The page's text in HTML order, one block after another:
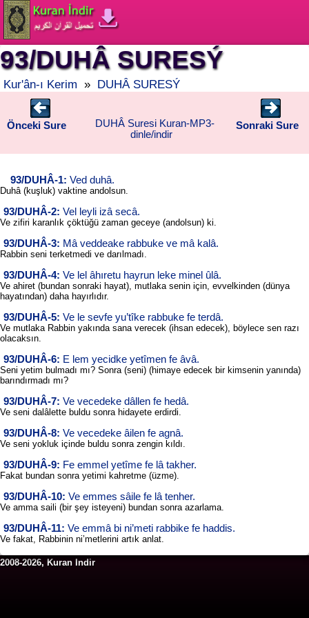
93/DUHÂ SURESÝ
Kur'ân-ı Kerim » DUHÂ SURESÝ
Önceki Sure Sonraki Sure
DUHÂ Suresi Kuran-MP3-
dinle/indir
93/DUHÂ-1: Ved duhâ.
Duhâ (kuşluk) vaktine andolsun.
93/DUHÂ-2: Vel leyli izâ secâ.
Ve zifiri karanlık çöktüğü zaman geceye (andolsun) ki.
93/DUHÂ-3: Mâ veddeake rabbuke ve mâ kalâ.
Rabbin seni terketmedi ve darılmadı.
93/DUHÂ-4: Ve lel âhıretu hayrun leke minel ûlâ.
Ve ahiret (bundan sonraki hayat), mutlaka senin için, evvelkinden (dünya
hayatından) daha hayırlıdır.
93/DUHÂ-5: Ve le sevfe yu’tîke rabbuke fe terdâ.
Ve mutlaka Rabbin yakında sana verecek (ihsan edecek), böylece sen razı
olacaksın.
93/DUHÂ-6: E lem yecidke yetîmen fe âvâ.
Seni yetim bulmadı mı? Sonra (seni) (himaye edecek bir kimsenin yanında)
barındırmadı mı?
93/DUHÂ-7: Ve vecedeke dâllen fe hedâ.
Ve seni dalâlette buldu sonra hidayete erdirdi.
93/DUHÂ-8: Ve vecedeke âilen fe agnâ.
Ve seni yokluk içinde buldu sonra zengin kıldı.
93/DUHÂ-9: Fe emmel yetîme fe lâ takher.
Fakat bundan sonra yetimi kahretme (üzme).
93/DUHÂ-10: Ve emmes sâile fe lâ tenher.
Ve amma saili (bir şey isteyeni) bundan sonra azarlama.
93/DUHÂ-11: Ve emmâ bi ni’meti rabbike fe haddis.
Ve fakat, Rabbinin ni’metlerini artık anlat.
2008-2026, Kuran Indir